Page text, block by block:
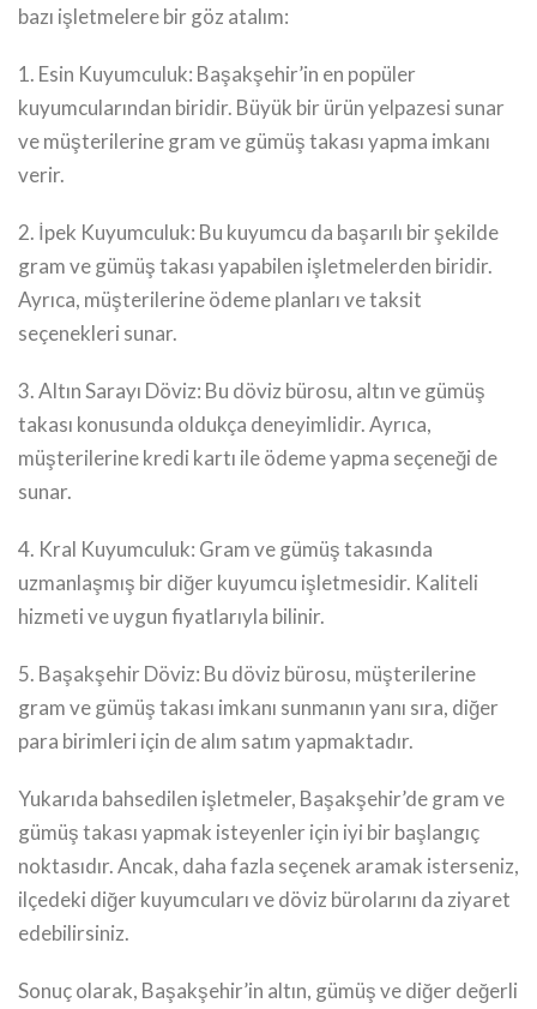
bazı işletmelere bir göz atalım:
1. Esin Kuyumculuk: Başakşehir’in en popüler
kuyumcularından biridir. Büyük bir ürün yelpazesi sunar
ve müşterilerine gram ve gümüş takası yapma imkanı
verir.
2. İpek Kuyumculuk: Bu kuyumcu da başarılı bir şekilde
gram ve gümüş takası yapabilen işletmelerden biridir.
Ayrıca, müşterilerine ödeme planları ve taksit
seçenekleri sunar.
3. Altın Sarayı Döviz: Bu döviz bürosu, altın ve gümüş
takası konusunda oldukça deneyimlidir. Ayrıca,
müşterilerine kredi kartı ile ödeme yapma seçeneği de
sunar.
4. Kral Kuyumculuk: Gram ve gümüş takasında
uzmanlaşmış bir diğer kuyumcu işletmesidir. Kaliteli
hizmeti ve uygun fiyatlarıyla bilinir.
5. Başakşehir Döviz: Bu döviz bürosu, müşterilerine
gram ve gümüş takası imkanı sunmanın yanı sıra, diğer
para birimleri için de alım satım yapmaktadır.
Yukarıda bahsedilen işletmeler, Başakşehir’de gram ve
gümüş takası yapmak isteyenler için iyi bir başlangıç
noktasıdır. Ancak, daha fazla seçenek aramak isterseniz,
ilçedeki diğer kuyumcuları ve döviz bürolarını da ziyaret
edebilirsiniz.
Sonuç olarak, Başakşehir’in altın, gümüş ve diğer değerli